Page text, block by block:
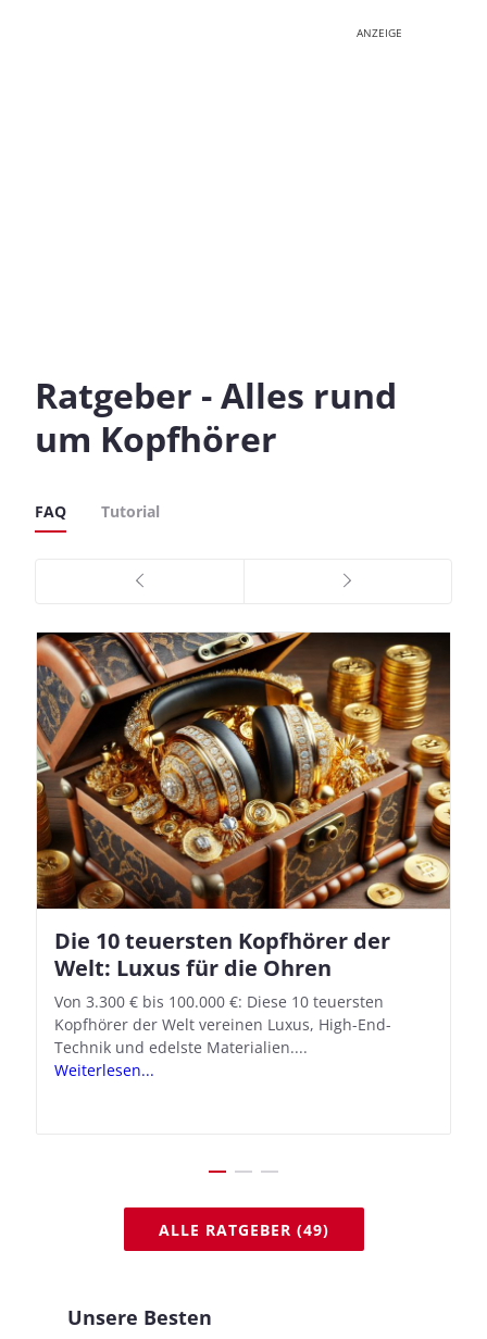
ANZEIGE
Ratgeber - Alles rund
um Kopfhörer
FAQ Tutorial
Die 10 teuersten Kopfhörer der
Welt: Luxus für die Ohren
Von 3.300 € bis 100.000 €: Diese 10 teuersten
Kopfhörer der Welt vereinen Luxus, High-End-
Technik und edelste Materialien....
Weiterlesen...
Apple AirPods Pro 2 und iOS 18.1:
So richtet ihr das neue Hörgeräte-
Feature ein
Mit iOS 18.1 und den AirPods Pro 2 verwandelt
Apple seine In-Ear-Kopfhörer in kostengünstige
Hörhilfen. In wenigen Schritten...
ALLE RATGEBER (49)
Unsere Besten